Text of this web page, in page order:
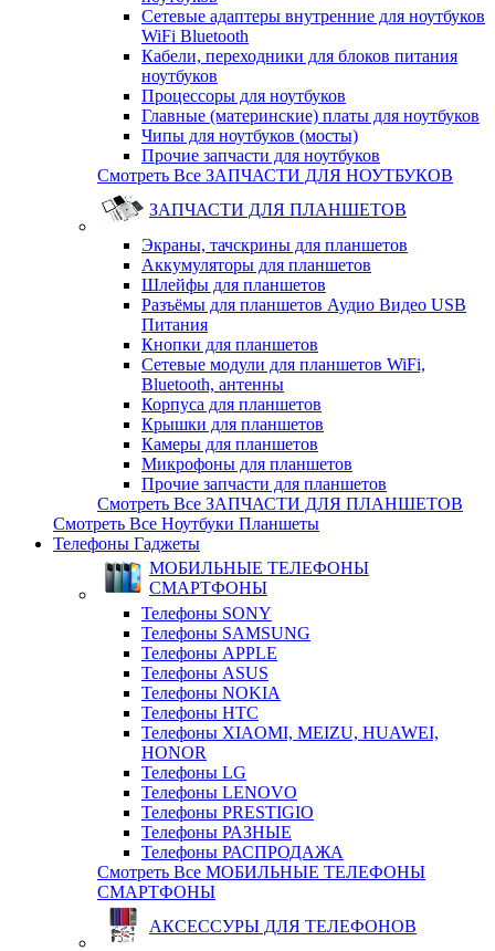
Сетевые адаптеры внутренние для ноутбуков
WiFi Bluetooth
Кабели, переходники для блоков питания
ноутбуков
Процессоры для ноутбуков
Главные (материнские) платы для ноутбуков
Чипы для ноутбуков (мосты)
Прочие запчасти для ноутбуков
Смотреть Все ЗАПЧАСТИ ДЛЯ НОУТБУКОВ
ЗАПЧАСТИ ДЛЯ ПЛАНШЕТОВ
Экраны, тачскрины для планшетов
Аккумуляторы для планшетов
Шлейфы для планшетов
Разъёмы для планшетов Аудио Видео USB
Питания
Кнопки для планшетов
Сетевые модули для планшетов WiFi,
Bluetooth, антенны
Корпуса для планшетов
Крышки для планшетов
Камеры для планшетов
Микрофоны для планшетов
Прочие запчасти для планшетов
Смотреть Все ЗАПЧАСТИ ДЛЯ ПЛАНШЕТОВ
Смотреть Все Ноутбуки Планшеты
Телефоны Гаджеты
МОБИЛЬНЫЕ ТЕЛЕФОНЫ
СМАРТФОНЫ
Телефоны SONY
Телефоны SAMSUNG
Телефоны APPLE
Телефоны ASUS
Телефоны NOKIA
Телефоны HTC
Телефоны XIAOMI, MEIZU, HUAWEI,
HONOR
Телефоны LG
Телефоны LENOVO
Телефоны PRESTIGIO
Телефоны РАЗНЫЕ
Телефоны РАСПРОДАЖА
Смотреть Все МОБИЛЬНЫЕ ТЕЛЕФОНЫ
СМАРТФОНЫ
АКСЕССУРЫ ДЛЯ ТЕЛЕФОНОВ